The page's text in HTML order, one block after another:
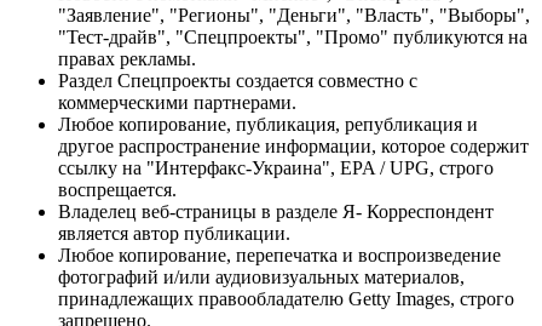
"Заявление", "Регионы", "Деньги", "Власть", "Выборы",
"Тест-драйв", "Спецпроекты", "Промо" публикуются на
правах рекламы.
Раздел Спецпроекты создается совместно с
коммерческими партнерами.
Любое копирование, публикация, републикация и
другое распространение информации, которое содержит
ссылку на "Интерфакс-Украина", EPA / UPG, строго
воспрещается.
Владелец веб-страницы в разделе Я- Корреспондент
является автор публикации.
Любое копирование, перепечатка и воспроизведение
фотографий и/или аудиовизуальных материалов,
принадлежащих правообладателю Getty Images, строго
запрещено.